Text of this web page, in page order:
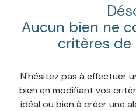
HONORAIRES
CONTACT
Aucun bien ne
critères de
N'hésitez pas à effectuer
bien en modifiant vos
idéal ou bien à créer une